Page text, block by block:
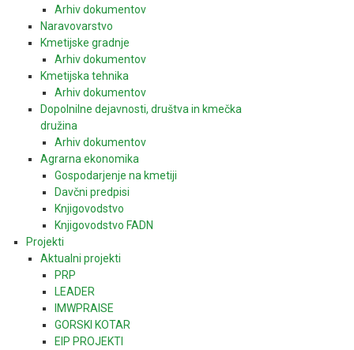
Arhiv dokumentov
Naravovarstvo
Kmetijske gradnje
Arhiv dokumentov
Kmetijska tehnika
Arhiv dokumentov
Dopolnilne dejavnosti, društva in kmečka
družina
Arhiv dokumentov
Agrarna ekonomika
Gospodarjenje na kmetiji
Davčni predpisi
Knjigovodstvo
Knjigovodstvo FADN
Projekti
Aktualni projekti
PRP
LEADER
IMWPRAISE
GORSKI KOTAR
EIP PROJEKTI